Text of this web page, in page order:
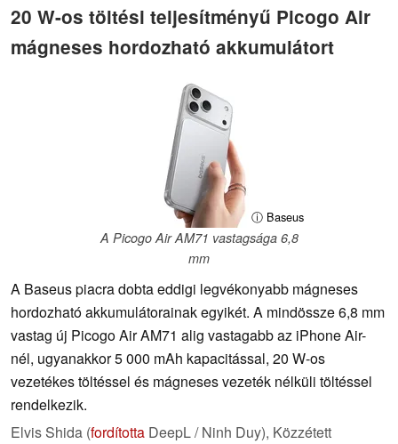
20 W-os töltési teljesítményű Picogo Air
mágneses hordozható akkumulátort
ⓘ Baseus
A Picogo Air AM71 vastagsága 6,8
mm
A Baseus piacra dobta eddigi legvékonyabb mágneses
hordozható akkumulátorainak egyikét. A mindössze 6,8 mm
vastag új Picogo Air AM71 alig vastagabb az iPhone Air-
nél, ugyanakkor 5 000 mAh kapacitással, 20 W-os
vezetékes töltéssel és mágneses vezeték nélküli töltéssel
rendelkezik.
Elvis Shida (fordította DeepL / Ninh Duy), Közzétett